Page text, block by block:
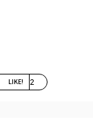
LIKE! 2